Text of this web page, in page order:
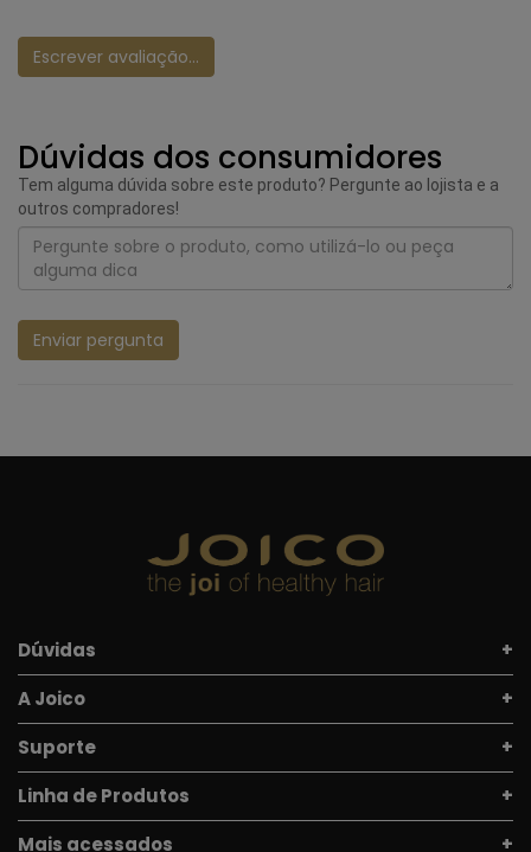
Escrever avaliação...
Dúvidas dos consumidores
Tem alguma dúvida sobre este produto? Pergunte ao lojista e a
outros compradores!
Enviar pergunta
Dúvidas
A Joico
Suporte
Linha de Produtos
Mais acessados